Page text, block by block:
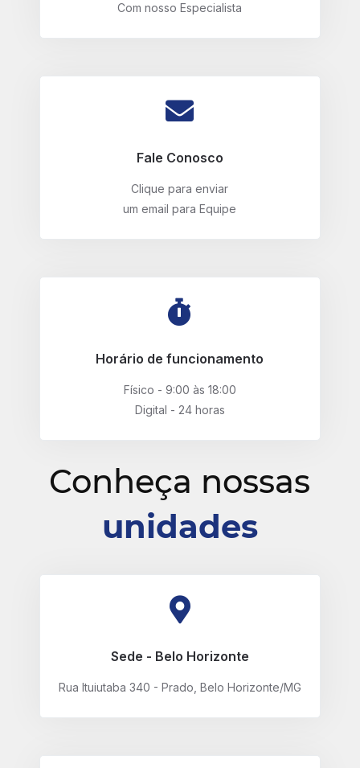
Com nosso Especialista
Fale Conosco
Clique para enviar
um email para Equipe
Horário de funcionamento
Físico - 9:00 às 18:00
Digital - 24 horas
Conheça nossas
unidades
Sede - Belo Horizonte
Rua Ituiutaba 340 - Prado, Belo Horizonte/MG